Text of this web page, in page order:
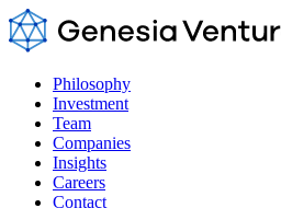
Philosophy
Investment
Team
Companies
Insights
Careers
Contact